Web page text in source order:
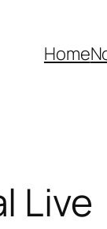
Home
Live